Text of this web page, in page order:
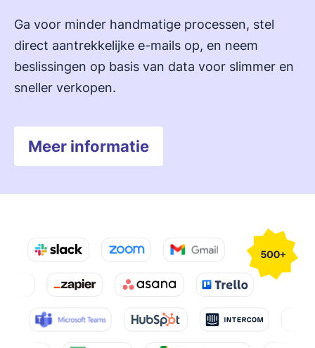
Ga voor minder handmatige processen, stel
direct aantrekkelijke e-mails op, en neem
beslissingen op basis van data voor slimmer en
sneller verkopen.
Meer informatie
Opent in nieuw venster